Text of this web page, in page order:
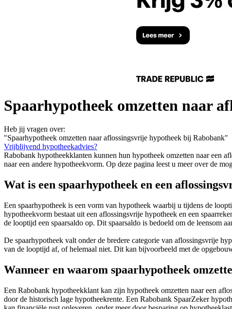
Spaarhypotheek omzetten naar
Heb jij vragen over:
"Spaarhypotheek omzetten naar aflossingsvrije hypotheek bij Rabobank"
Vrijblijvend hypotheekadvies?
Rabobank hypotheekklanten kunnen hun hypotheek omzetten naar een
naar een andere hypotheekvorm. Op deze pagina leest u meer over de
Wat is een spaarhypotheek en een
Een spaarhypotheek is een vorm van hypotheek waarbij u tijdens de
hypotheekvorm bestaat uit een aflossingsvrije hypotheek en een
de looptijd een spaarsaldo op. Dit spaarsaldo is bedoeld om de leensom
De spaarhypotheek valt onder de bredere categorie van aflossingsvrije
van de looptijd af, of helemaal niet. Dit kan bijvoorbeeld met de
Wanneer en waarom spaarhypotheek
Een Rabobank hypotheekklant kan zijn hypotheek omzetten naar een
door de historisch lage hypotheekrente. Een Rabobank SpaarZeker